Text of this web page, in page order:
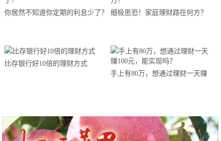
你居然不知道你定期的利息少了？ 细极思恐！家庭理财路在何方？
比存银行好10倍的理财方式
手上有80万，想通过理财一天赚